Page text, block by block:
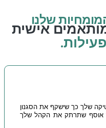
שלנו
אישית
שלך כך שישקף את הסגנון
אוסף שתרתק את הקהל שלך